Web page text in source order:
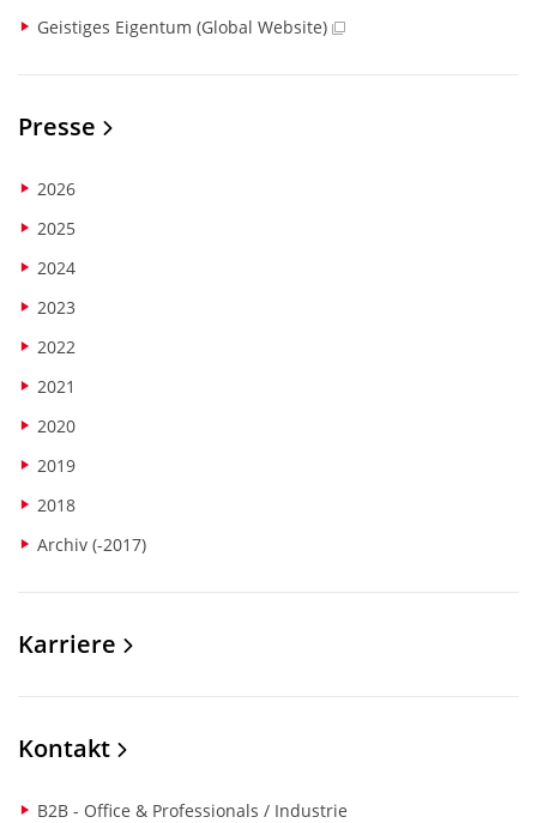
Geistiges Eigentum (Global Website)
Presse
2026
2025
2024
2023
2022
2021
2020
2019
2018
Archiv (-2017)
Karriere
Kontakt
B2B - Office & Professionals / Industrie